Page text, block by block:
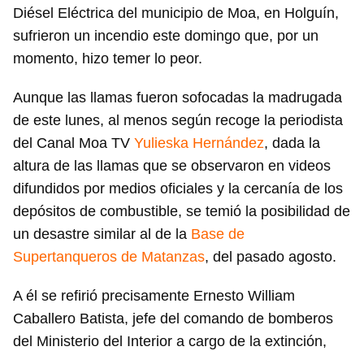
Diésel Eléctrica del municipio de Moa, en Holguín,
sufrieron un incendio este domingo que, por un
momento, hizo temer lo peor.
Aunque las llamas fueron sofocadas la madrugada
de este lunes, al menos según recoge la periodista
del Canal Moa TV Yulieska Hernández, dada la
altura de las llamas que se observaron en videos
difundidos por medios oficiales y la cercanía de los
depósitos de combustible, se temió la posibilidad de
un desastre similar al de la Base de
Supertanqueros de Matanzas, del pasado agosto.
A él se refirió precisamente Ernesto William
Caballero Batista, jefe del comando de bomberos
del Ministerio del Interior a cargo de la extinción,